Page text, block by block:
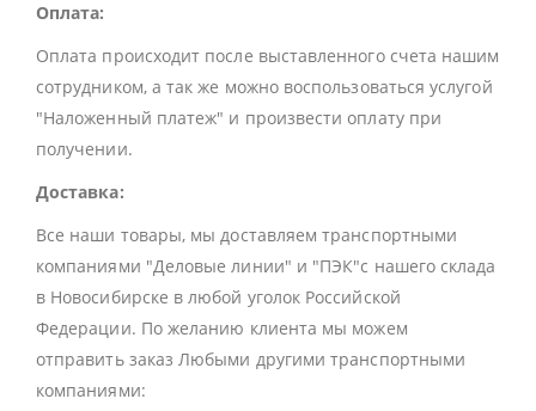
Оплата:
Оплата происходит после выставленного счета нашим
сотрудником, а так же можно воспользоваться услугой
"Наложенный платеж" и произвести оплату при
получении.
Доставка:
Все наши товары, мы доставляем транспортными
компаниями "Деловые линии" и "ПЭК"с нашего склада
в Новосибирске в любой уголок Российской
Федерации. По желанию клиента мы можем
отправить заказ Любыми другими транспортными
компаниями: